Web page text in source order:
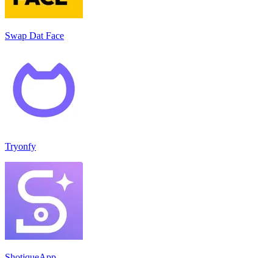
Swap Dat Face
Tryonfy